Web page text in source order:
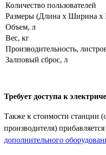
Количество пользователей
Размеры (Длина х Ширина х
Объем, л
Вес, кг
Производительность,
Залповый сброс, л
Требует доступа к
Также к стоимости станции
производителя)
дополнительного